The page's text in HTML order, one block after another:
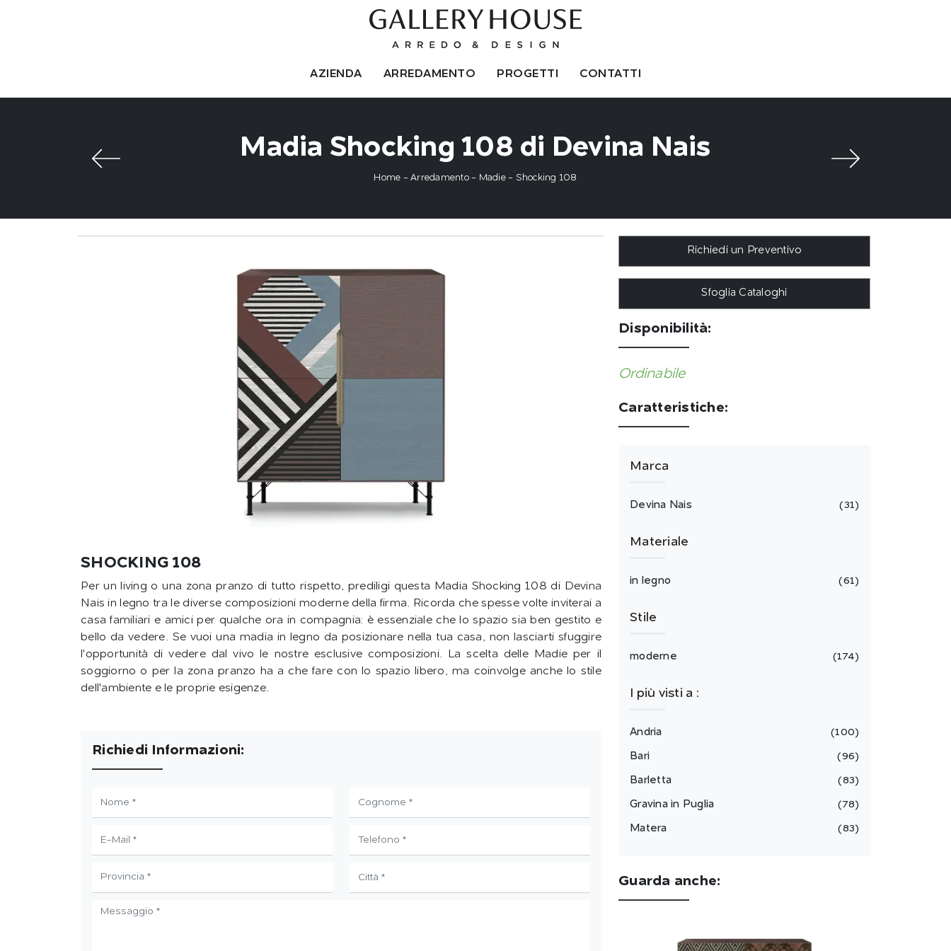
AZIENDA ARREDAMENTO PROGETTI CONTATTI
Madia Shocking 108 di Devina Nais
Home -Arredamento- Madie - Shocking 108
SHOCKING 108
Per un living o una zona pranzo di tutto rispetto, prediligi questa Madia Shocking 108 di Devina
Nais in legno tra le diverse composizioni moderne della firma. Ricorda che spesse volte inviterai a
casa familiari e amici per qualche ora in compagnia: è essenziale che lo spazio sia ben gestito e
bello da vedere. Se vuoi una madia in legno da posizionare nella tua casa, non lasciarti sfuggire
l'opportunità di vedere dal vivo le nostre esclusive composizioni. La scelta delle Madie per il
soggiorno o per la zona pranzo ha a che fare con lo spazio libero, ma coinvolge anche lo stile
dell'ambiente e le proprie esigenze.
Richiedi Informazioni:
Richiedi un Preventivo
Sfoglia Cataloghi
Disponibilità:
Ordinabile
Caratteristiche:
Marca
Devina Nais 31
Materiale
in legno 61
Stile
moderne 174
I più visti a :
Andria 100
Bari 96
Barletta 83
Gravina in Puglia 78
Matera 83
Guarda anche: